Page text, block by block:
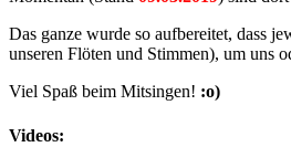
Das ganze wurde so aufbereitet, dass
unseren Flöten und Stimmen), um uns
Viel Spaß beim Mitsingen! :o)
Videos: